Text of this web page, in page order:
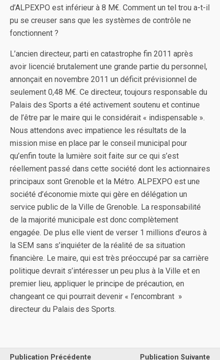
d’ALPEXPO est inférieur à 8 M€. Comment un tel trou a-t-il
pu se creuser sans que les systèmes de contrôle ne
fonctionnent ?
L’ancien directeur, parti en catastrophe fin 2011 après
avoir licencié brutalement une grande partie du personnel,
annonçait en novembre 2011 un déficit prévisionnel de
seulement 0,48 M€. Ce directeur, toujours responsable du
Palais des Sports a été activement soutenu et continue
de l’être par le maire qui le considérait « indispensable ».
Nous attendons avec impatience les résultats de la
mission mise en place par le conseil municipal pour
qu’enfin toute la lumière soit faite sur ce qui s’est
réellement passé dans cette société dont les actionnaires
principaux sont Grenoble et la Métro. ALPEXPO est une
société d’économie mixte qui gère en délégation un
service public de la Ville de Grenoble. La responsabilité
de la majorité municipale est donc complètement
engagée. De plus elle vient de verser 1 millions d’euros à
la SEM sans s’inquiéter de la réalité de sa situation
financière. Le maire, qui est très préoccupé par sa carrière
politique devrait s’intéresser un peu plus à la Ville et en
premier lieu, appliquer le principe de précaution, en
changeant ce qui pourrait devenir « l’encombrant »
directeur du Palais des Sports.
Publication Précédente Publication Suivante